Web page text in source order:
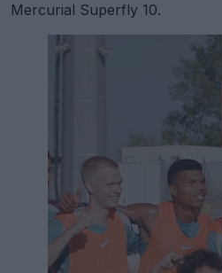
Mercurial Superfly 10.